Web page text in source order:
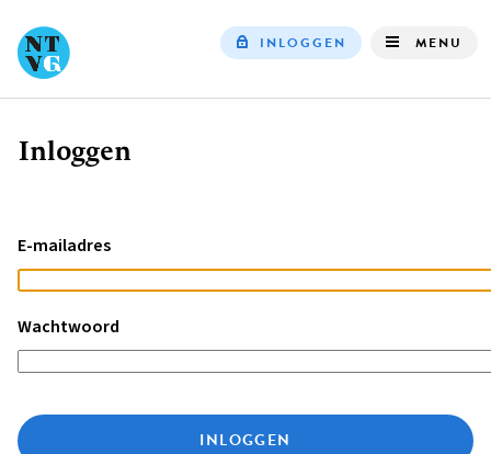
INLOGGEN MENU
Kruimelpad
Inloggen
E-mailadres
Wachtwoord
INLOGGEN